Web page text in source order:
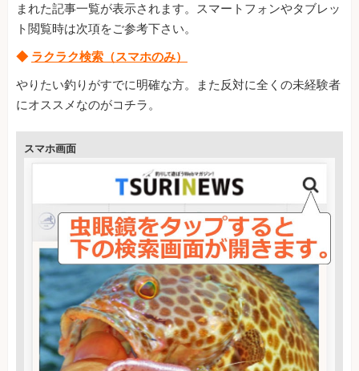
まれた記事一覧が表示されます。スマートフォンやタブレッ
ト閲覧時は次項をご参考下さい。
◆ ラクラク検索（スマホのみ）
やりたい釣りがすでに明確な方。また反対に全くの未経験者
にオススメなのがコチラ。
スマホ画面